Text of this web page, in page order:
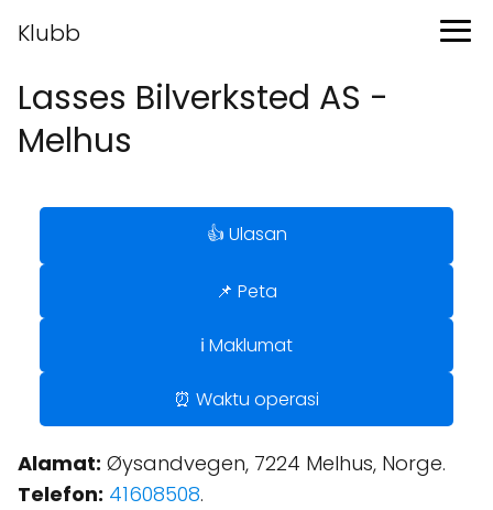
Klubb
Lasses Bilverksted AS -
Melhus
👍 Ulasan
📌 Peta
ℹ️ Maklumat
⏰ Waktu operasi
Alamat: Øysandvegen, 7224 Melhus, Norge.
Telefon: 41608508.